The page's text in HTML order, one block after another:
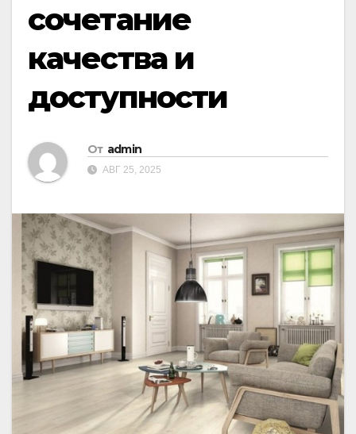
сочетание
качества и
доступности
От admin
АВГ 25, 2025